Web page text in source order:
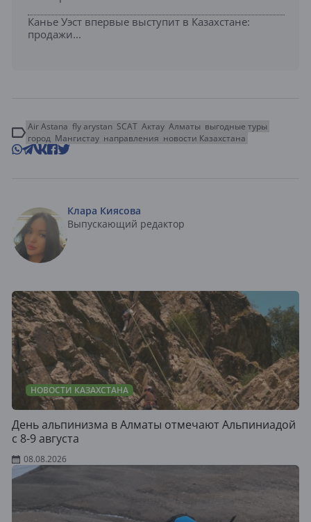
Канье Уэст впервые выступит в Казахстане:
продажи...
Air Astana fly arystan SCAT Актау Алматы выгодные туры
город Мангистау направления новости Казахстана
Клара Киясова
Выпускающий редактор
НОВОСТИ КАЗАХСТАНА
День альпинизма в Алматы отмечают Альпиниадой
с 8-9 августа
08.08.2026